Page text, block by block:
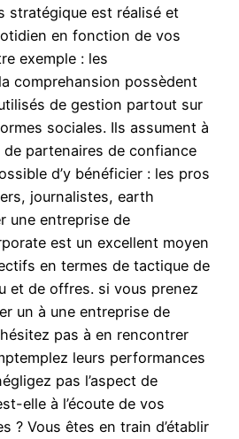
stratégique est réalisé et
en fonction de vos
exemple : les
comprehansion possèdent
de gestion partout sur
sociales. Ils assument à
de partenaires de confiance
d’y bénéficier : les pros
journalistes, earth
une entreprise de
est un excellent moyen
en termes de tactique de
et de offres. si vous prenez
un à une entreprise de
pas à en rencontrer
leurs performances
pas l’aspect de
elle à l’écoute de vos
? Vous êtes en train d’établir